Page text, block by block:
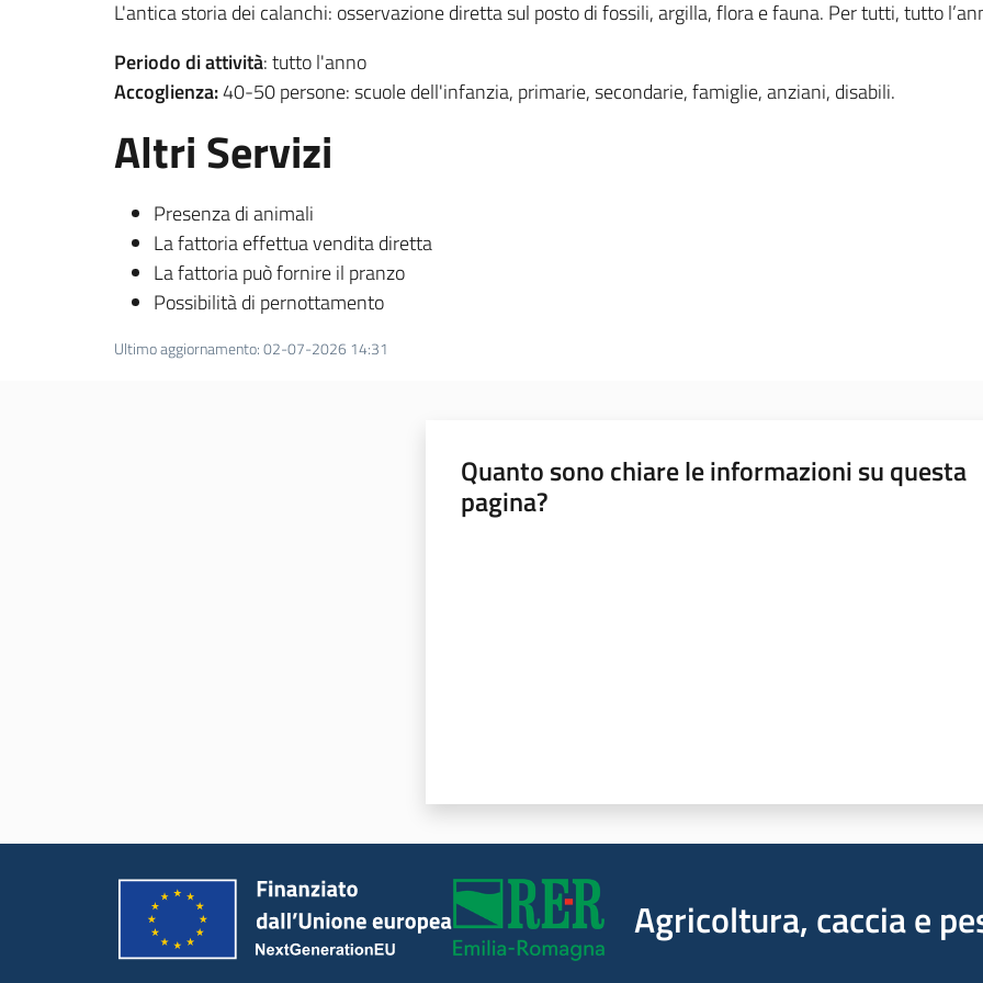
L'antica storia dei calanchi: osservazione diretta sul posto di fossili, argilla, flora e fauna. Per tutti, tutto
Periodo di attività: tutto l'anno
Accoglienza:40-50 persone: scuole dell'infanzia, primarie, secondarie, famiglie, anziani, disabili.
Altri Servizi
Presenza di animali
La fattoria effettua vendita diretta
La fattoria può fornire il pranzo
Possibilità di pernottamento
Ultimo aggiornamento:02-07-2026 14:31
Quanto sono chiare le informazioni su questa
pagina?
Agricoltura, caccia e